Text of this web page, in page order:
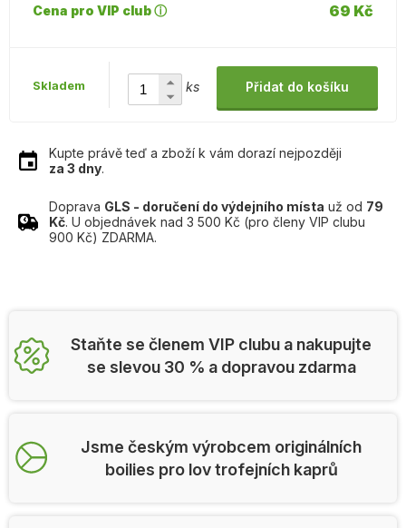
Cena pro VIP club ⓘ 69 Kč
Skladem ks Přidat do košíku
Kupte právě teď a zboží k vám dorazí nejpozději
za 3 dny.
Doprava GLS - doručení do výdejního místa už od 79
Kč. U objednávek nad 3 500 Kč (pro členy VIP clubu
900 Kč) ZDARMA.
Staňte se členem VIP clubu a nakupujte
se slevou 30 % a dopravou zdarma
Jsme českým výrobcem originálních
boilies pro lov trofejních kaprů